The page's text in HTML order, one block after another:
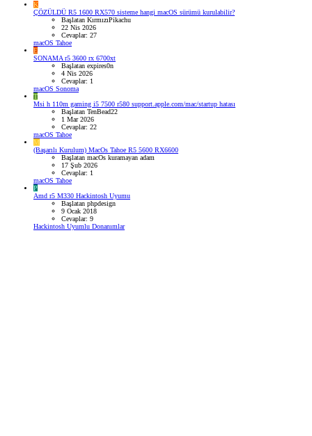
K
ÇÖZÜLDÜ R5 1600 RX570 sisteme hangi macOS sürümü kurulabilir?
Başlatan KırmızıPikachu
22 Nis 2026
Cevaplar: 27
macOS Tahoe
E
SONAMA r5 3600 rx 6700xt
Başlatan expires0n
4 Nis 2026
Cevaplar: 1
macOS Sonoma
T
Msi h 110m gaming i5 7500 r580 support.apple.com/mac/startup hatası
Başlatan TenBead22
1 Mar 2026
Cevaplar: 22
macOS Tahoe
M
(Başarılı Kurulum) MacOs Tahoe R5 5600 RX6600
Başlatan macOs kuramayan adam
17 Şub 2026
Cevaplar: 1
macOS Tahoe
P
Amd r5 M330 Hackintosh Uyumu
Başlatan phpdesign
9 Ocak 2018
Cevaplar: 9
Hackintosh Uyumlu Donanımlar